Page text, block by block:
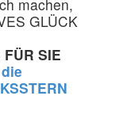
machen,
GLÜCK
SIE